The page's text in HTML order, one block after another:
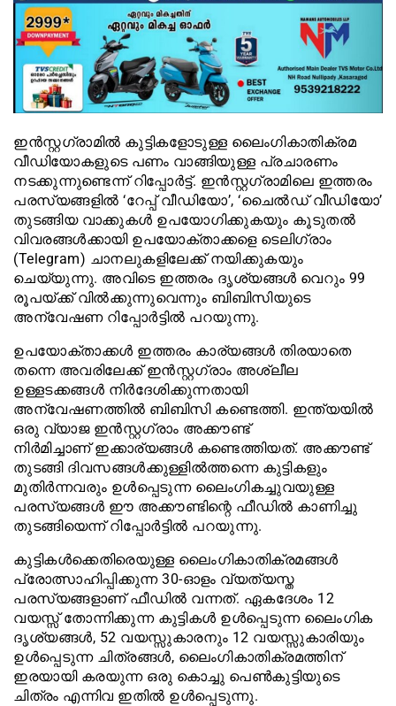
ഇൻസ്റ്റഗ്രാമിൽ കുട്ടികളോടുള്ള ലൈംഗികാതിക്രമ
വീഡിയോകളുടെ പണം വാങ്ങിയുള്ള പ്രചാരണം
നടക്കുന്നുണ്ടെന്ന് റിപ്പോർട്ട്. ഇൻസ്റ്റഗ്രാമിലെ ഇത്തരം
പരസ്യങ്ങളിൽ ‘റേപ്പ് വീഡിയോ’, ‘ചൈൽഡ് വീഡിയോ’
തുടങ്ങിയ വാക്കുകൾ ഉപയോഗിക്കുകയും കൂടുതൽ
വിവരങ്ങൾക്കായി ഉപയോക്താക്കളെ ടെലിഗ്രാം
(Telegram) ചാനലുകളിലേക്ക് നയിക്കുകയും
ചെയ്യുന്നു. അവിടെ ഇത്തരം ദൃശ്യങ്ങൾ വെറും 99
രൂപയ്ക്ക് വിൽക്കുന്നുവെന്നും ബിബിസിയുടെ
അന്വേഷണ റിപ്പോർട്ടിൽ പറയുന്നു.
ഉപയോക്താക്കൾ ഇത്തരം കാര്യങ്ങൾ തിരയാതെ
തന്നെ അവരിലേക്ക് ഇൻസ്റ്റഗ്രാം അശ്ലീല
ഉള്ളടക്കങ്ങൾ നിർദേശിക്കുന്നതായി
അന്വേഷണത്തിൽ ബിബിസി കണ്ടെത്തി. ഇന്ത്യയിൽ
ഒരു വ്യാജ ഇൻസ്റ്റഗ്രാം അക്കൗണ്ട്
നിർമിച്ചാണ് ഇക്കാര്യങ്ങൾ കണ്ടെത്തിയത്. അക്കൗണ്ട്
തുടങ്ങി ദിവസങ്ങൾക്കുള്ളിൽത്തന്നെ കുട്ടികളും
മുതിർന്നവരും ഉൾപ്പെടുന്ന ലൈംഗികച്ചുവയുള്ള
പരസ്യങ്ങൾ ഈ അക്കൗണ്ടിന്റെ ഫീഡിൽ കാണിച്ചു
തുടങ്ങിയെന്ന് റിപ്പോർട്ടിൽ പറയുന്നു.
കുട്ടികൾക്കെതിരെയുള്ള ലൈംഗികാതിക്രമങ്ങൾ
പ്രോത്സാഹിപ്പിക്കുന്ന 30-ഓളം വ്യത്യസ്ത
പരസ്യങ്ങളാണ് ഫീഡിൽ വന്നത്. ഏകദേശം 12
വയസ്സ് തോന്നിക്കുന്ന കുട്ടികൾ ഉൾപ്പെടുന്ന ലൈംഗിക
ദൃശ്യങ്ങൾ, 52 വയസ്സുകാരനും 12 വയസ്സുകാരിയും
ഉൾപ്പെടുന്ന ചിത്രങ്ങൾ, ലൈംഗികാതിക്രമത്തിന്
ഇരയായി കരയുന്ന ഒരു കൊച്ചു പെൺകുട്ടിയുടെ
ചിത്രം എന്നിവ ഇതിൽ ഉൾപ്പെടുന്നു.